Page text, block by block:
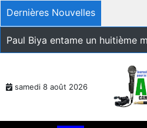
Dernières Nouvelles
Paul Biya entame un huitième
samedi 8 août 2026